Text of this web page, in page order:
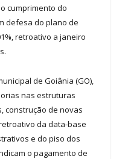
cumprimento do
defesa do plano de
retroativo a janeiro
de Goiânia (GO),
nas estruturas
construção de novas
da data-base
e do piso dos
o pagamento de